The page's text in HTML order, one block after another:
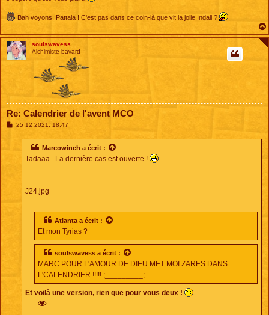
Bah voyons, Pattala ! C'est pas dans ce coin-là que vit la jolie Indali ?
soulswavess
Alchimiste bavard
Re: Calendrier de l'avent MCO
M25 12 2021, 18:47
Marcowinch a écrit :
Tadaaa...La dernière cas est ouverte !
J24.jpg
Atlanta a écrit :
Et mon Tyrias ?
soulswavess a écrit :
MARC POUR L'AMOUR DE DIEU MET MOI ZARES DANS
L'CALENDRIER !!!!! ;_________;
Et voilà une version, rien que pour vous deux !